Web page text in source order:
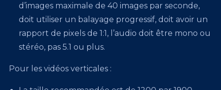
d’images maximale de 40 images par seconde,
doit utiliser un balayage progressif, doit avoir un
rapport de pixels de 1:1, l’audio doit être mono ou
stéréo, pas 5.1 ou plus.
Pour les vidéos verticales :